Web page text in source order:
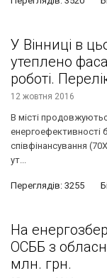
У Вінниці в
утеплено
роботі.
12 жовтня 2016
В місті
енергоефективності
співфінансування
ут...
Переглядів: 3255
На
ОСББ з
млн. грн.